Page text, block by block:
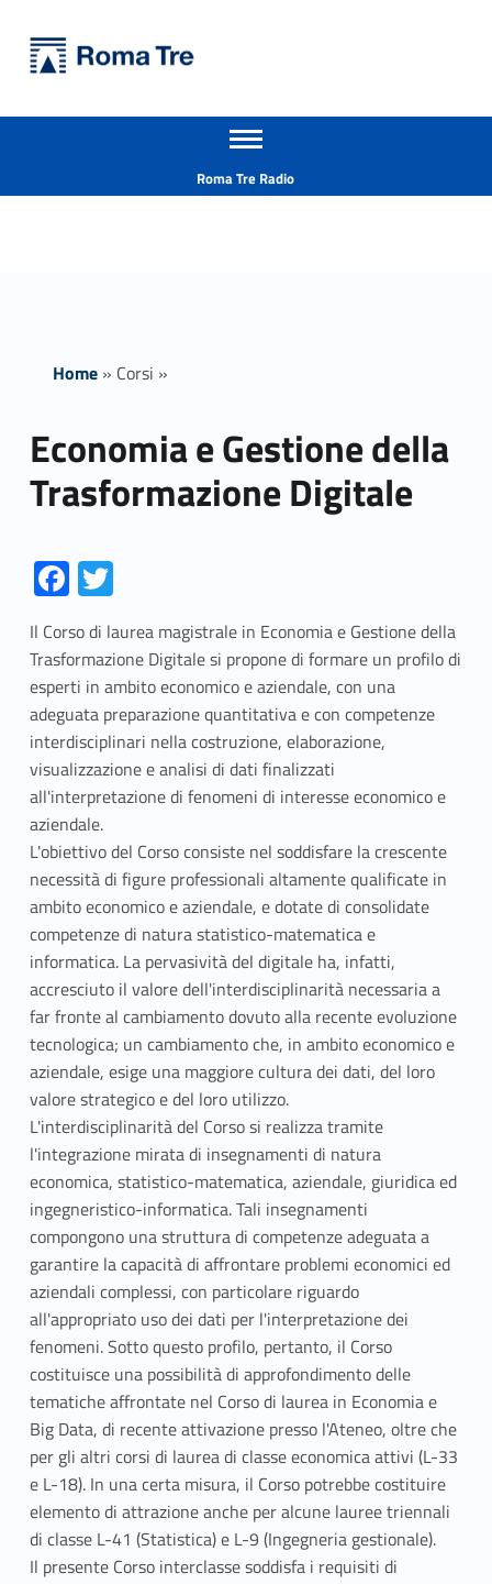
Economia e Gestione della Trasformazione Digitale - Università Roma Tre
Apri il menu secondario
Roma Tre Radio
Home» Corsi »
Economia e Gestione della
Trasformazione Digitale
Link identifier #identifier__113924-1 Fa
ce
b
o
o
k
Link identifier #identifier__191674-2 T
itt
er
Il Corso di laurea magistrale in Economia e Gestione della
Trasformazione Digitale si propone di formare un profilo di
esperti in ambito economico e aziendale, con una
adeguata preparazione quantitativa e con competenze
interdisciplinari nella costruzione, elaborazione,
visualizzazione e analisi di dati finalizzati
all'interpretazione di fenomeni di interesse economico e
aziendale.
L'obiettivo del Corso consiste nel soddisfare la crescente
necessità di figure professionali altamente qualificate in
ambito economico e aziendale, e dotate di consolidate
competenze di natura statistico-matematica e
informatica. La pervasività del digitale ha, infatti,
accresciuto il valore dell'interdisciplinarità necessaria a
far fronte al cambiamento dovuto alla recente evoluzione
tecnologica; un cambiamento che, in ambito economico e
aziendale, esige una maggiore cultura dei dati, del loro
valore strategico e del loro utilizzo.
L'interdisciplinarità del Corso si realizza tramite
l'integrazione mirata di insegnamenti di natura
economica, statistico-matematica, aziendale, giuridica ed
ingegneristico-informatica. Tali insegnamenti
compongono una struttura di competenze adeguata a
garantire la capacità di affrontare problemi economici ed
aziendali complessi, con particolare riguardo
all'appropriato uso dei dati per l'interpretazione dei
fenomeni. Sotto questo profilo, pertanto, il Corso
costituisce una possibilità di approfondimento delle
tematiche affrontate nel Corso di laurea in Economia e
Big Data, di recente attivazione presso l'Ateneo, oltre che
per gli altri corsi di laurea di classe economica attivi (L-33
e L-18). In una certa misura, il Corso potrebbe costituire
elemento di attrazione anche per alcune lauree triennali
di classe L-41 (Statistica) e L-9 (Ingegneria gestionale).
Il presente Corso interclasse soddisfa i requisiti di